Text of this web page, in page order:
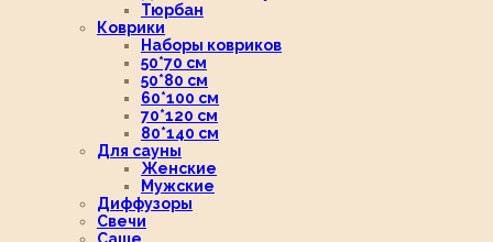
Тюрбан
Коврики
Наборы ковриков
50*70 см
50*80 см
60*100 см
70*120 см
80*140 см
Для сауны
Женские
Мужские
Диффузоры
Свечи
Саше